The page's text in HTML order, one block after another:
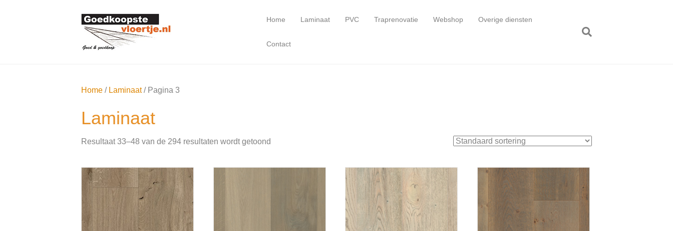
Home Laminaat PVC Traprenovatie Webshop Overige diensten
Contact
Home / Laminaat/ Pagina 3
Laminaat
Resultaat 33–48 van de 294 resultaten wordt getoond